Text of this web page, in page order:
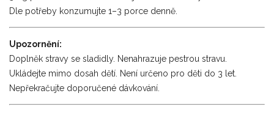
Dle potřeby konzumujte 1–3 porce denně.
Upozornění:
Doplněk stravy se sladidly. Nenahrazuje pestrou stravu.
Ukládejte mimo dosah dětí. Není určeno pro děti do 3 let.
Nepřekračujte doporučené dávkování.